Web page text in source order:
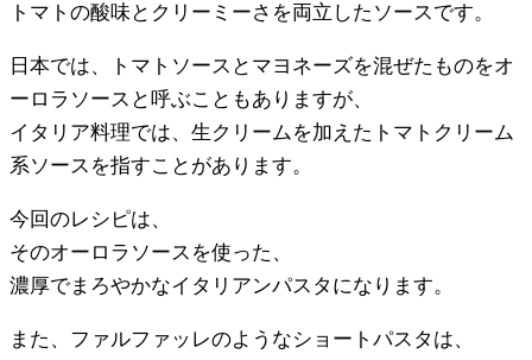
トマトの酸味とクリーミーさを両立したソースです。
日本では、トマトソースとマヨネーズを混ぜたものをオ
ーロラソースと呼ぶこともありますが、
イタリア料理では、生クリームを加えたトマトクリーム
系ソースを指すことがあります。
今回のレシピは、
そのオーロラソースを使った、
濃厚でまろやかなイタリアンパスタになります。
また、ファルファッレのようなショートパスタは、